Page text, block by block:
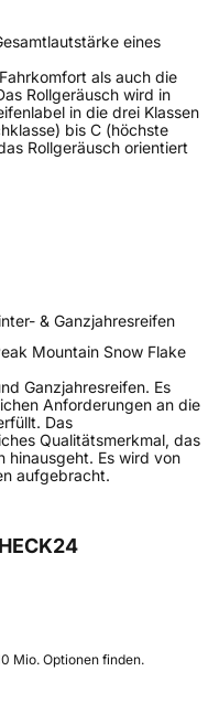
eines
als auch die
Rollgeräusch wird in
in die drei Klassen
bis C (höchste
Rollgeräusch orientiert
& Ganzjahresreifen
Mountain Snow Flake
Ganzjahresreifen. Es
Anforderungen an die
Das
Qualitätsmerkmal, das
hinausgeht. Es wird von
aufgebracht.
Mio. Optionen finden.